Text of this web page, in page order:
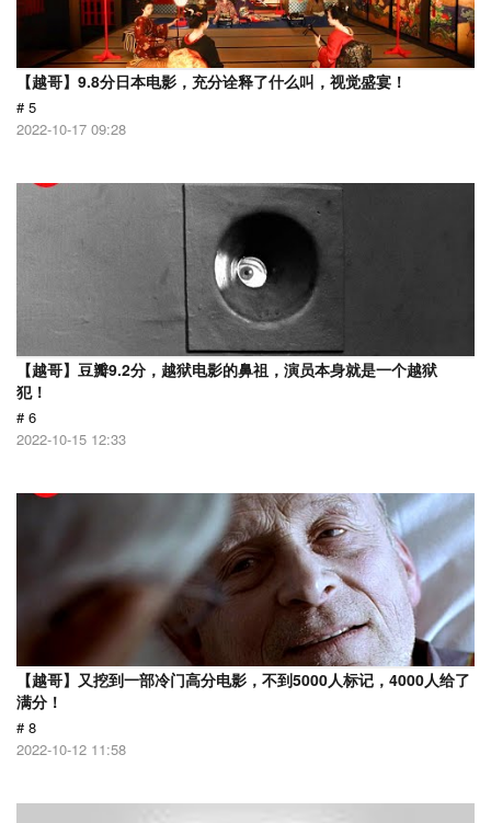
【越哥】9.8分日本电影，充分诠释了什么叫，视觉盛宴！
# 5
2022-10-17 09:28
【越哥】豆瓣9.2分，越狱电影的鼻祖，演员本身就是一个越狱
犯！
# 6
2022-10-15 12:33
【越哥】又挖到一部冷门高分电影，不到5000人标记，4000人给了
满分！
# 8
2022-10-12 11:58